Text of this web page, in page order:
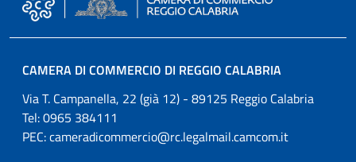
CAMERA DI COMMERCIO DI REGGIO CALABRIA
Via T. Campanella, 22 (già 12) - 89125 Reggio Calabria
Tel: 0965 384111
PEC:cameradicommercio@rc.legalmail.camcom.it